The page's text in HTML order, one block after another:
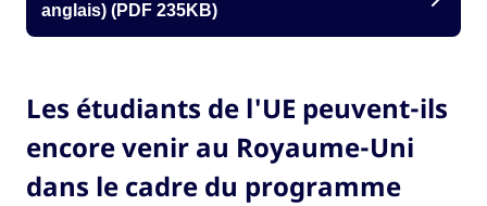
anglais) (PDF 235KB)
Les étudiants de l'UE peuvent-ils
encore venir au Royaume-Uni
dans le cadre du programme